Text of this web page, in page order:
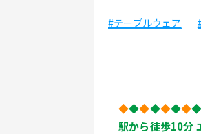
#テーブルウェア
◆◆◆◆◆◆◆◆
駅から徒歩10分